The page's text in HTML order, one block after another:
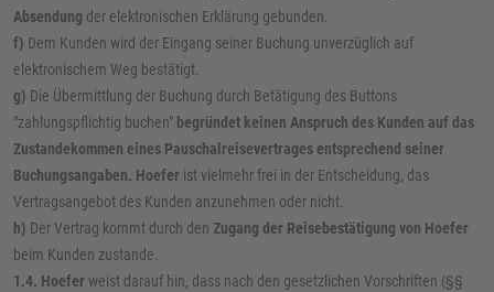
Absendung der elektronischen Erklärung gebunden.
f) Dem Kunden wird der Eingang seiner Buchung unverzüglich auf
elektronischem Weg bestätigt.
g) Die Übermittlung der Buchung durch Betätigung des Buttons
"zahlungspflichtig buchen" begründet keinen Anspruch des Kunden auf das
Zustandekommen eines Pauschalreisevertrages entsprechend seiner
Buchungsangaben. Hoefer ist vielmehr frei in der Entscheidung, das
Vertragsangebot des Kunden anzunehmen oder nicht.
h) Der Vertrag kommt durch den Zugang der Reisebestätigung von Hoefer
beim Kunden zustande.
1.4. Hoefer weist darauf hin, dass nach den gesetzlichen Vorschriften (§§